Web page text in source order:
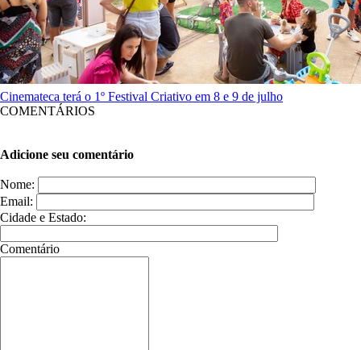
Cinemateca terá o 1º Festival Criativo em 8 e 9 de julho
COMENTÁRIOS
Adicione seu comentário
Nome:
Email:
Cidade e Estado:
Comentário